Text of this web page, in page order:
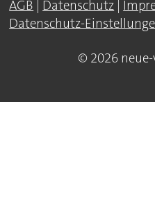
AGB | Datenschutz |
Datenschutz-
© 2026